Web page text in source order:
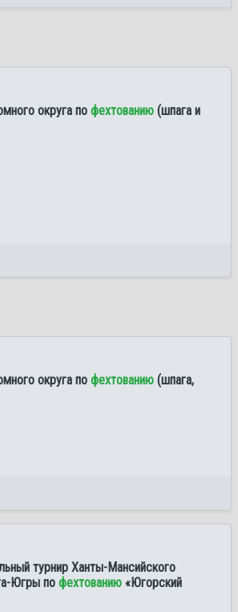
округа по фехтованию (шпага и
округа по фехтованию (шпага,
турнир Ханты-Мансийского
Югры по фехтованию «Югорский